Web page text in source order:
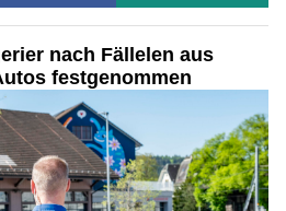
nach Fällelen aus
festgenommen